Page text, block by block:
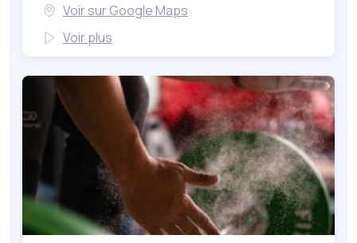
Voir sur Google Maps
Voir plus